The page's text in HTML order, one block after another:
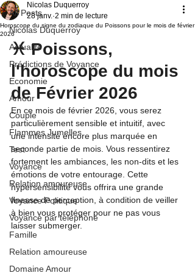
All Posts
Nicolas Duquerroy
Actualité
Prédictions de Voyance
Economie
Amour
Couple
Flammes Jumelles
Test
Voyance
Relation amoureuse
Voyance Politique
Voyance par téléphone
Famille
Relation amoureuse
Domaine Amour
Horoscope du signe du zodiaque du Poissons pour le mois de février
2026
Nicolas Duquerroy
28 janv. 2 min de lecture
♓ Poissons,
l'horoscope du mois
de Février 2026
En ce mois de février 2026, vous serez
particulièrement sensible et intuitif, avec
une intensité encore plus marquée en
seconde partie de mois. Vous ressentirez
fortement les ambiances, les non-dits et les
émotions de votre entourage. Cette
hypersensibilité vous offrira une grande
finesse de perception, à condition de veiller
à bien vous protéger pour ne pas vous
laisser submerger.